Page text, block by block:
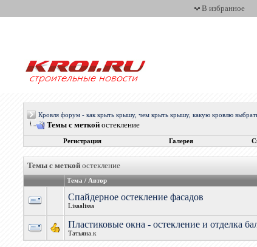
В избранное
Кровля форум - как крыть крышу, чем крыть крышу, какую кровлю
Темы с меткойостекление
Регистрация Галерея
Темы с меткойостекление
Тема / Автор
Спайдерное остекление фасадов
Lisaalissa
Пластиковые окна - остекление и отделка
Татьяна.к